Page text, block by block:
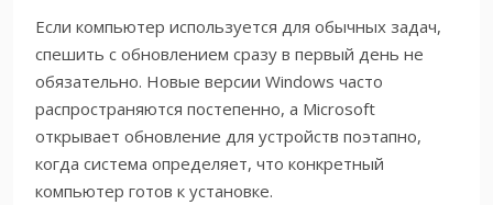
Если компьютер используется для обычных задач,
спешить с обновлением сразу в первый день не
обязательно. Новые версии Windows часто
распространяются постепенно, а Microsoft
открывает обновление для устройств поэтапно,
когда система определяет, что конкретный
компьютер готов к установке.